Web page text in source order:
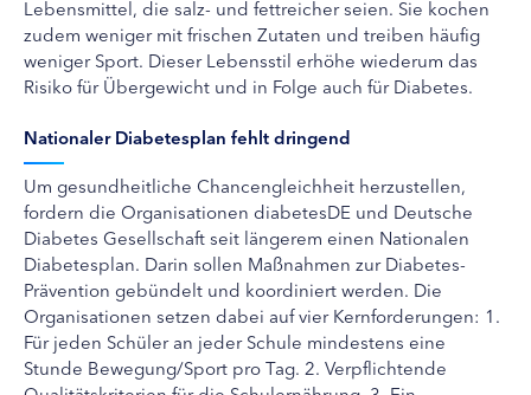
Lebensmittel, die salz- und fettreicher seien. Sie kochen
zudem weniger mit frischen Zutaten und treiben häufig
weniger Sport. Dieser Lebensstil erhöhe wiederum das
Risiko für Übergewicht und in Folge auch für Diabetes.
Nationaler Diabetesplan fehlt dringend
Um gesundheitliche Chancengleichheit herzustellen,
fordern die Organisationen diabetesDE und Deutsche
Diabetes Gesellschaft seit längerem einen Nationalen
Diabetesplan. Darin sollen Maßnahmen zur Diabetes-
Prävention gebündelt und koordiniert werden. Die
Organisationen setzen dabei auf vier Kernforderungen: 1.
Für jeden Schüler an jeder Schule mindestens eine
Stunde Bewegung/Sport pro Tag. 2. Verpflichtende